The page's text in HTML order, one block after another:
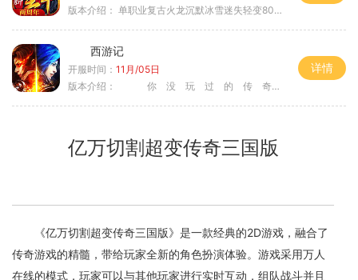
版本介绍： 单职业复古火龙沉默冰雪迷失轻变8085
西游记
开服时间： 11月/05日
版本介绍：
你 没 玩 过 的 传 奇
详情
亿万切割超变传奇三国版
《亿万切割超变传奇三国版》是一款经典的2D游戏，融合了
传奇游戏的精髓，带给玩家全新的角色扮演体验。游戏采用万人
在线的模式，玩家可以与其他玩家进行实时互动，组队战斗并且